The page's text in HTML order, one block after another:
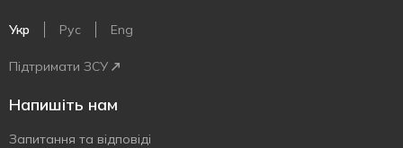
Укр Рус Eng
Підтримати ЗСУ
Напишіть нам
Запитання та відповіді